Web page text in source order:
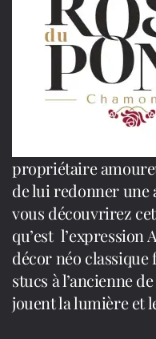
propriétaire
de lui redonner une
vous découvrirez
qu’est l’expression
décor néo
stucs à l’ancienne
jouent la lumière et